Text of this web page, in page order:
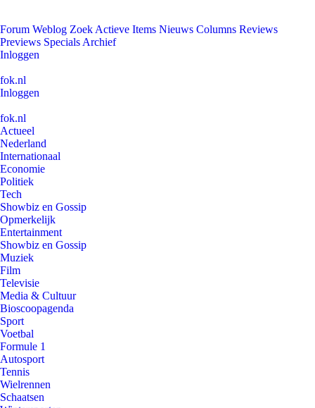
Forum Weblog Zoek Actieve Items Nieuws Columns Reviews
Previews Specials Archief
Inloggen
fok.nl
Inloggen
fok.nl
Actueel
Nederland
Internationaal
Economie
Politiek
Tech
Showbiz en Gossip
Opmerkelijk
Entertainment
Showbiz en Gossip
Muziek
Film
Televisie
Media & Cultuur
Bioscoopagenda
Sport
Voetbal
Formule 1
Autosport
Tennis
Wielrennen
Schaatsen